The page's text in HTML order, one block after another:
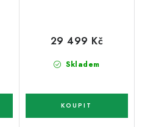
Skladem
29 499 Kč